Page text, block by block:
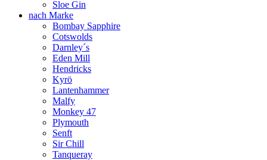
Sloe Gin
nach Marke
Bombay Sapphire
Cotswolds
Darnley´s
Eden Mill
Hendricks
Kyrö
Lantenhammer
Malfy
Monkey 47
Plymouth
Senft
Sir Chill
Tanqueray